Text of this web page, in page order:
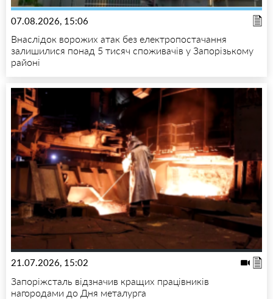
07.08.2026, 15:06
Внаслідок ворожих атак без електропостачання
залишилися понад 5 тисяч споживачів у Запорізькому
районі
21.07.2026, 15:02
Запоріжсталь відзначив кращих працівників
нагородами до Дня металурга